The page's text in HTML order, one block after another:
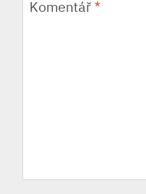
Komentář*